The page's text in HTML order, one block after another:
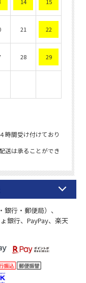
行・郵便局）、
銀行、PayPay、楽天